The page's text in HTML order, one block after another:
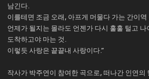
남긴다.
이를테면 조금 오래, 아프게 머물다 가는 간이역
언제가 될지는 몰라도 언젠가 다시 훌훌 털고 나
도착하고야 마는 것.
이렇듯 사랑은 끝끝내 사랑이다.”
작사가 박주연이 참여한 곡으로, 떠나간 인연의